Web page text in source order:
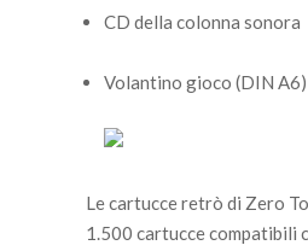
CD della colonna sonora
Volantino gioco (DIN A6)
Le cartucce retrò di Zero
1.500 cartucce compatibili